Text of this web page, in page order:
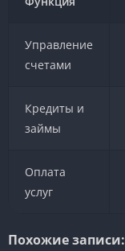
Управление
счетами
Кредиты и
займы
Оплата
услуг
Похожие записи: